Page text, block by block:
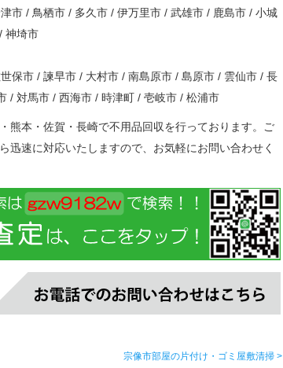
市 / 鳥栖市 / 多久市 / 伊万里市 / 武雄市 / 鹿島市 / 小城
神埼市
保市 / 諫早市 / 大村市 / 南島原市 / 島原市 / 雲仙市 / 長
/ 対馬市 / 西海市 / 時津町 / 壱岐市 / 松浦市
熊本・佐賀・長崎で不用品回収を行っております。ご
迅速に対応いたしますので、お気軽にお問い合わせく
宗像市部屋の片付け・ゴミ屋敷清掃 >